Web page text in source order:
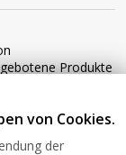
Produkte
an diese
von Cookies.
der